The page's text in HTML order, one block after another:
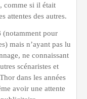
comme si il était
attentes des autres.
(notamment pour
mais n’ayant pas lu
ne connaissant
scénaristes et
dans les années
avoir une attente